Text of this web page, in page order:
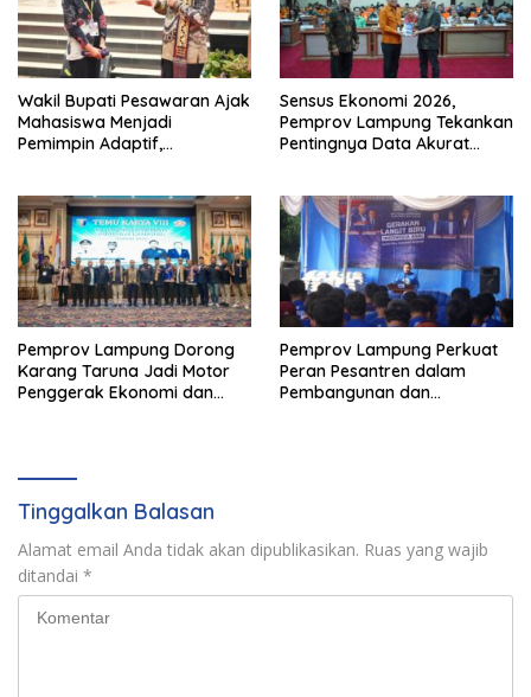
Wakil Bupati Pesawaran Ajak
Mahasiswa Menjadi
Pemimpin Adaptif,
Sensus Ekonomi 2026,
Pemprov Lampung Tekankan
Pentingnya Data Akurat
Pemprov Lampung Dorong
Karang Taruna Jadi Motor
Penggerak Ekonomi dan
Pemprov Lampung Perkuat
Peran Pesantren dalam
Pembangunan dan
Tinggalkan Balasan
Alamat email Anda tidak akan dipublikasikan. Ruas yang wajib
ditandai *